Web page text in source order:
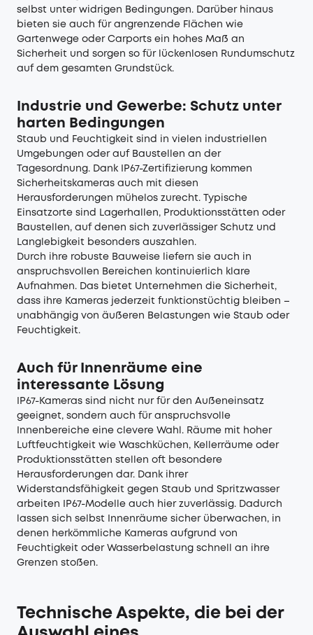
selbst unter widrigen Bedingungen. Darüber hinaus
bieten sie auch für angrenzende Flächen wie
Gartenwege oder Carports ein hohes Maß an
Sicherheit und sorgen so für lückenlosen Rundumschutz
auf dem gesamten Grundstück.
Industrie und Gewerbe: Schutz unter
harten Bedingungen
Staub und Feuchtigkeit sind in vielen industriellen
Umgebungen oder auf Baustellen an der
Tagesordnung. Dank IP67-Zertifizierung kommen
Sicherheitskameras auch mit diesen
Herausforderungen mühelos zurecht. Typische
Einsatzorte sind Lagerhallen, Produktionsstätten oder
Baustellen, auf denen sich zuverlässiger Schutz und
Langlebigkeit besonders auszahlen.
Durch ihre robuste Bauweise liefern sie auch in
anspruchsvollen Bereichen kontinuierlich klare
Aufnahmen. Das bietet Unternehmen die Sicherheit,
dass ihre Kameras jederzeit funktionstüchtig bleiben –
unabhängig von äußeren Belastungen wie Staub oder
Feuchtigkeit.
Auch für Innenräume eine
interessante Lösung
IP67-Kameras sind nicht nur für den Außeneinsatz
geeignet, sondern auch für anspruchsvolle
Innenbereiche eine clevere Wahl. Räume mit hoher
Luftfeuchtigkeit wie Waschküchen, Kellerräume oder
Produktionsstätten stellen oft besondere
Herausforderungen dar. Dank ihrer
Widerstandsfähigkeit gegen Staub und Spritzwasser
arbeiten IP67-Modelle auch hier zuverlässig. Dadurch
lassen sich selbst Innenräume sicher überwachen, in
denen herkömmliche Kameras aufgrund von
Feuchtigkeit oder Wasserbelastung schnell an ihre
Grenzen stoßen.
Technische Aspekte, die bei der